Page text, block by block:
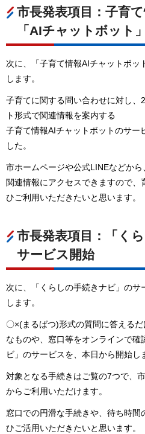
市長発表項目：子育
「AIチャットボット
次に、「子育て情報AIチャットボッ
します。
子育てに関する問い合わせに対し、
ト形式で関連情報を案内する
子育て情報AIチャットボットのサー
した。
市ホームページや公式LINEなどか
関連情報にアクセスできますので
ひご利用いただきたいと思います。
市長発表項目：「く
サービス開始
次に、「くらしの手続きナビ」の
します。
〇×(まるばつ)形式の質問に答える
なものや、窓口等をオンラインで確
ビ」のサービスを、本日から開始し
対象となる手続きはご覧の7つで、
からご利用いただけます。
窓口での円滑な手続きや、待ち時
ひご活用いただきたいと思います。